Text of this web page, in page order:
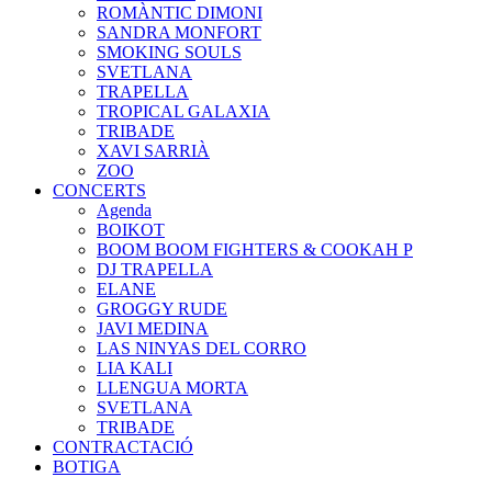
ROMÀNTIC DIMONI
SANDRA MONFORT
SMOKING SOULS
SVETLANA
TRAPELLA
TROPICAL GALAXIA
TRIBADE
XAVI SARRIÀ
ZOO
CONCERTS
Agenda
BOIKOT
BOOM BOOM FIGHTERS & COOKAH P
DJ TRAPELLA
ELANE
GROGGY RUDE
JAVI MEDINA
LAS NINYAS DEL CORRO
LIA KALI
LLENGUA MORTA
SVETLANA
TRIBADE
CONTRACTACIÓ
BOTIGA